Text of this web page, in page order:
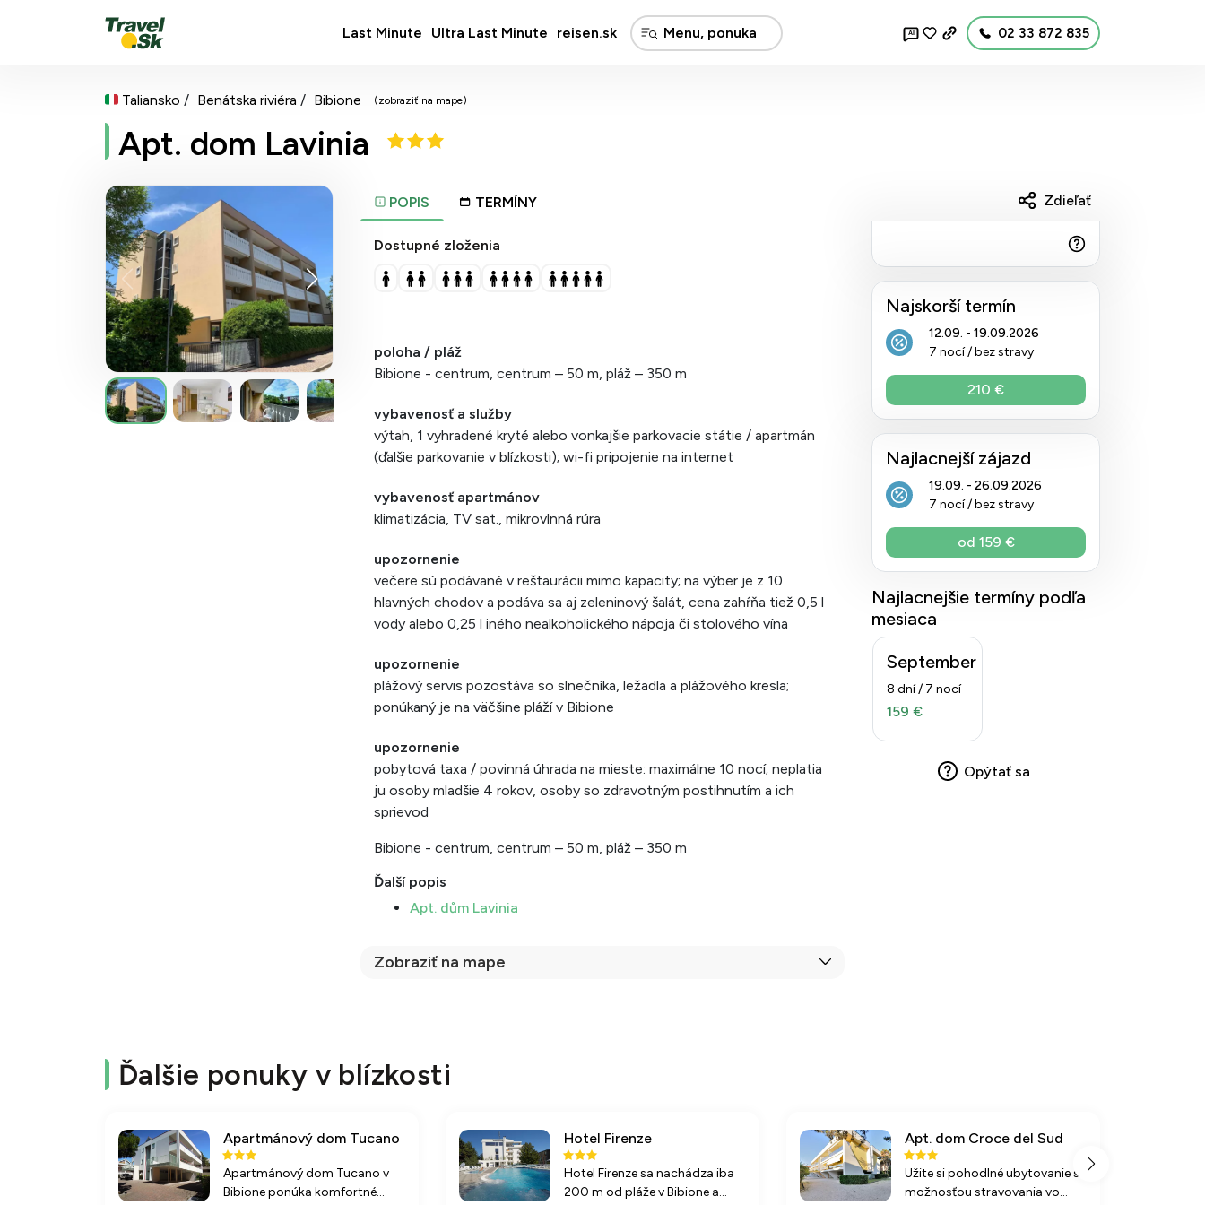
Last Minute Ultra Last Minute reisen.sk AI 02 33 872 835
Taliansko Benátska riviéra Bibione (zobraziť na mape)
Apt. dom Lavinia
POPIS TERMÍNY
Dostupné zloženia
poloha / pláž
Bibione - centrum, centrum – 50 m, pláž – 350 m
vybavenosť a služby
výtah, 1 vyhradené kryté alebo vonkajšie parkovacie státie / apartmán
(ďalšie parkovanie v blízkosti); wi-fi pripojenie na internet
vybavenosť apartmánov
klimatizácia, TV sat., mikrovlnná rúra
upozornenie
večere sú podávané v reštaurácii mimo kapacity; na výber je z 10
hlavných chodov a podáva sa aj zeleninový šalát, cena zahŕňa tiež 0,5 l
vody alebo 0,25 l iného nealkoholického nápoja či stolového vína
upozornenie
plážový servis pozostáva so slnečníka, ležadla a plážového kresla;
ponúkaný je na väčšine pláží v Bibione
upozornenie
pobytová taxa / povinná úhrada na mieste: maximálne 10 nocí; neplatia
ju osoby mladšie 4 rokov, osoby so zdravotným postihnutím a ich
sprievod
Bibione - centrum, centrum – 50 m, pláž – 350 m
Ďalší popis
Apt. dům Lavinia
Zobraziť na mape
Zdieľať
Najskorší termín
12.09. - 19.09.2026
7 nocí / bez stravy
210 €
Najlacnejší zájazd
19.09. - 26.09.2026
7 nocí / bez stravy
od 159 €
Najlacnejšie termíny podľa
mesiaca
September
8 dní / 7 nocí
159 €
Opýtať sa
Ďalšie ponuky v blízkosti
Apartmánový dom Tucano
Apartmánový dom Tucano v
Bibione ponúka komfortné
Hotel Firenze
Hotel Firenze sa nachádza iba
200 m od pláže v Bibione a
Apt. dom Croce del Sud
Užite si pohodlné ubytovanie s
možnosťou stravovania vo